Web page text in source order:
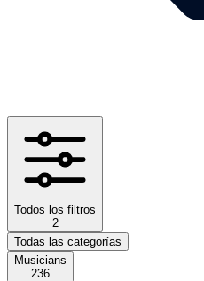
Todos los filtros
2
Todas las categorías
Musicians
236